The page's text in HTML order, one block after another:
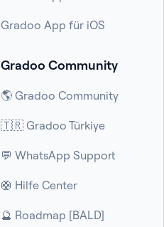
Gradoo App für iOS
Gradoo Community
🌎 Gradoo Community
🇹🇷 Gradoo Türkiye
💬 WhatsApp Support
🛟 Hilfe Center
🔮 Roadmap [BALD]